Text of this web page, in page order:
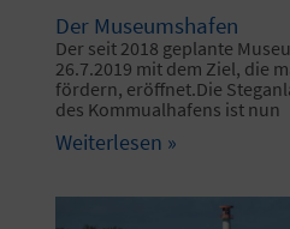
Der Museumshafen
Der seit 2018 geplante
26.7.2019 mit dem Ziel, die
fördern, eröffnet.Die
des Kommualhafens ist nun
Weiterlesen »